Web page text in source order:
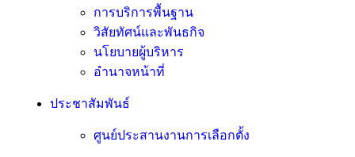
การบริการพื้นฐาน
วิสัยทัศน์และพันธกิจ
นโยบายผู้บริหาร
อํานาจหน้าที่
ประชาสัมพันธ์
ศูนย์ประสานงานการเลือกตั้ง